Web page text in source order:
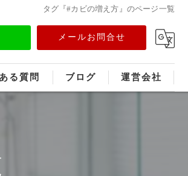
タグ『#カビの増え方』のページ一覧
メールお問合せ
る質問 ブログ 運営会社